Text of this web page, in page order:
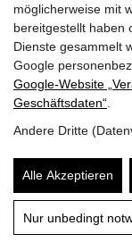
möglicherweise mit
bereitgestellt haben
Dienste gesammelt
Google
Google‑Website
Geschäftsdaten“
Andere Dritte
Alle Akzeptieren
Nur unbedingt
© 2026 –